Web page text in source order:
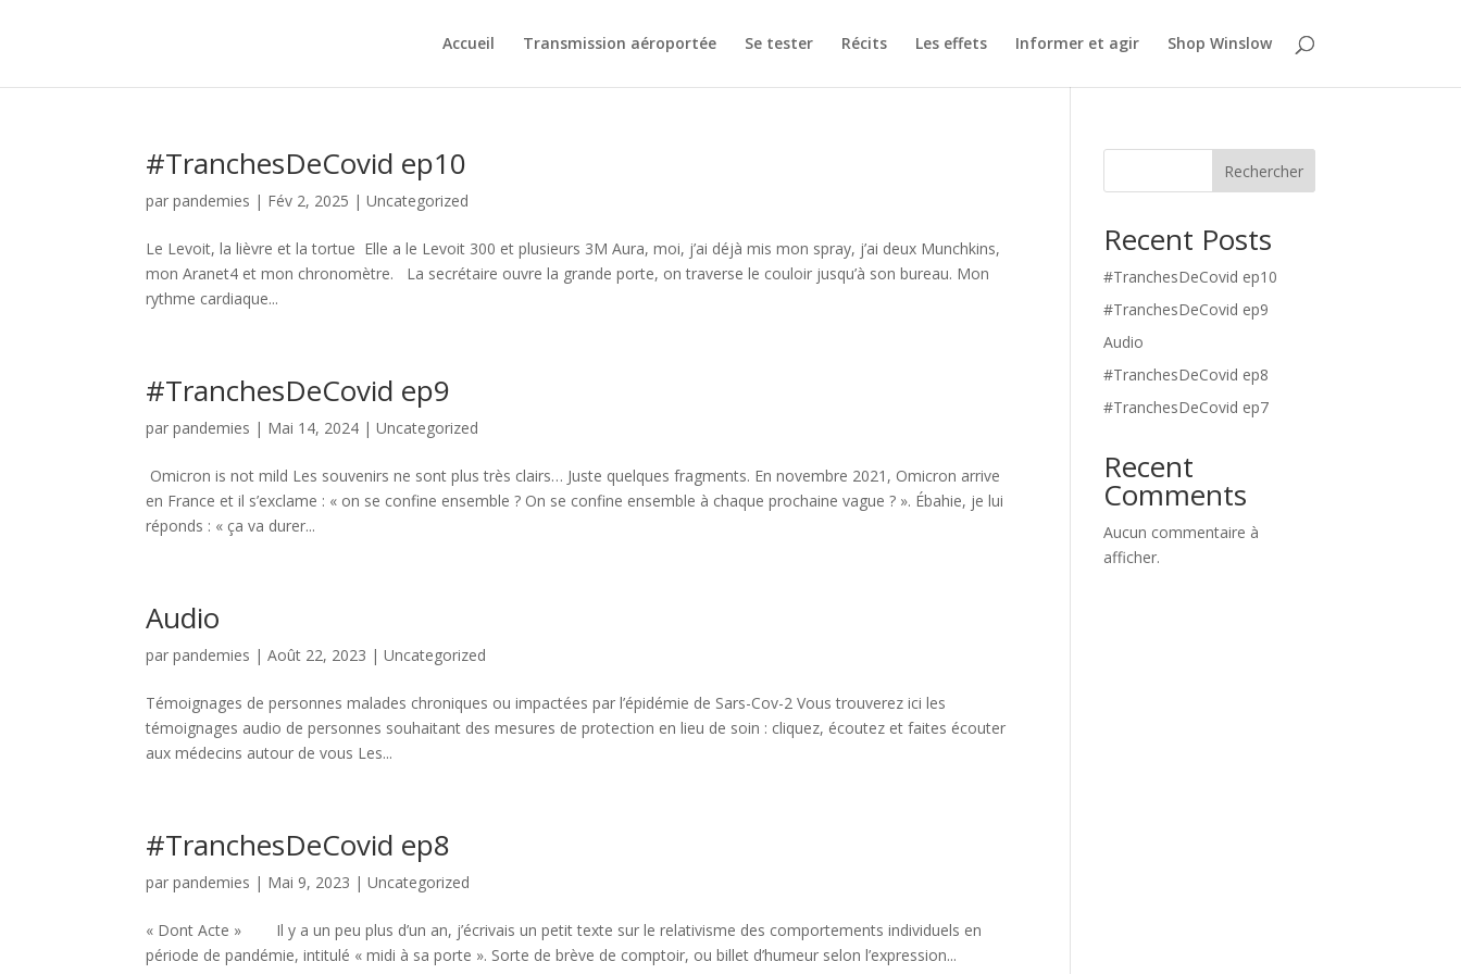
Accueil Transmission aéroportée Se tester Récits Les effets Informer et agir Shop Winslow
#TranchesDeCovid ep10
parpandemies | Fév 2, 2025 |Uncategorized
Le Levoit, la lièvre et la tortue Elle a le Levoit 300 et plusieurs 3M Aura, moi, j’ai déjà mis mon spray, j’ai deux Munchkins,
mon Aranet4 et mon chronomètre. La secrétaire ouvre la grande porte, on traverse le couloir jusqu’à son bureau. Mon
rythme cardiaque...
#TranchesDeCovid ep9
parpandemies | Mai 14, 2024 |Uncategorized
Omicron is not mild Les souvenirs ne sont plus très clairs… Juste quelques fragments. En novembre 2021, Omicron arrive
en France et il s’exclame : « on se confine ensemble ? On se confine ensemble à chaque prochaine vague ? ». Ébahie, je lui
réponds : « ça va durer...
Audio
parpandemies |Août 22, 2023 |Uncategorized
Témoignages de personnes malades chroniques ou impactées par l’épidémie de Sars-Cov-2 Vous trouverez ici les
témoignages audio de personnes souhaitant des mesures de protection en lieu de soin : cliquez, écoutez et faites écouter
aux médecins autour de vous Les...
#TranchesDeCovid ep8
parpandemies | Mai 9, 2023 |Uncategorized
« Dont Acte » Il y a un peu plus d’un an, j’écrivais un petit texte sur le relativisme des comportements individuels en
période de pandémie, intitulé « midi à sa porte ». Sorte de brève de comptoir, ou billet d’humeur selon l’expression...
Rechercher
Recent Posts
#TranchesDeCovid ep10
#TranchesDeCovid ep9
Audio
#TranchesDeCovid ep8
#TranchesDeCovid ep7
Recent
Comments
Aucun commentaire à
afficher.